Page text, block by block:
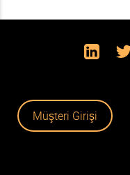
Müşteri Girişi